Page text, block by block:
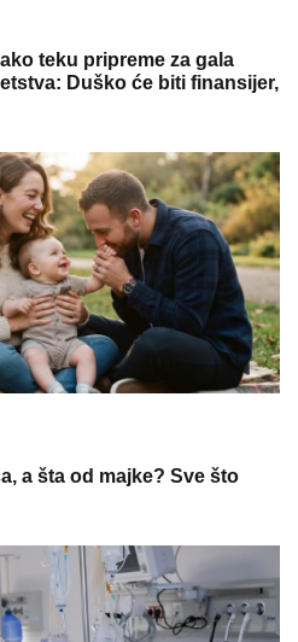
teku pripreme za gala
Duško će biti finansijer,
a šta od majke? Sve što